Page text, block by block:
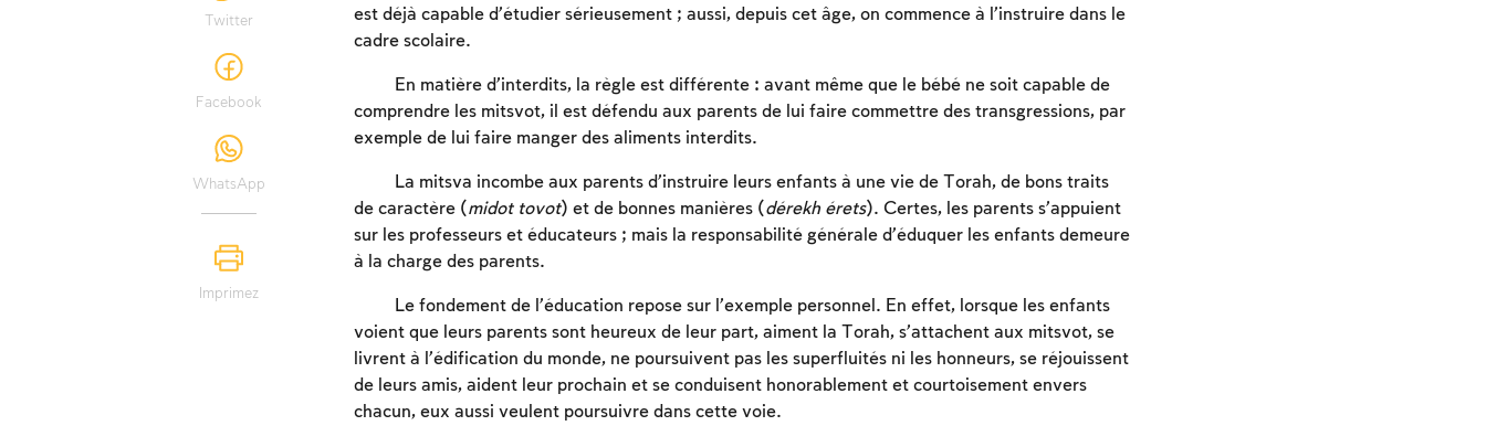
Twitter
Facebook
WhatsApp
Imprimez
est déjà capable d’étudier sérieusement ; aussi, depuis cet âge, on commence à l’instruire dans le
cadre scolaire.
En matière d’interdits, la règle est différente : avant même que le bébé ne soit capable de
comprendre les mitsvot, il est défendu aux parents de lui faire commettre des transgressions, par
exemple de lui faire manger des aliments interdits.
La mitsva incombe aux parents d’instruire leurs enfants à une vie de Torah, de bons traits
de caractère (midot tovot) et de bonnes manières (dérekh érets). Certes, les parents s’appuient
sur les professeurs et éducateurs ; mais la responsabilité générale d’éduquer les enfants demeure
à la charge des parents.
Le fondement de l’éducation repose sur l’exemple personnel. En effet, lorsque les enfants
voient que leurs parents sont heureux de leur part, aiment la Torah, s’attachent aux mitsvot, se
livrent à l’édification du monde, ne poursuivent pas les superfluités ni les honneurs, se réjouissent
de leurs amis, aident leur prochain et se conduisent honorablement et courtoisement envers
chacun, eux aussi veulent poursuivre dans cette voie.
Inscription requise